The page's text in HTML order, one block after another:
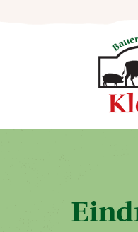
ÜBER UNS
HOFLADEN
AKTUELLES